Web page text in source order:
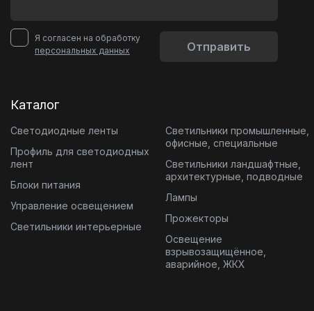
Я согласен на обработку
персональных данных
Отправить
Каталог
Светодиодные ленты
Профиль для светодиодных
лент
Блоки питания
Управление освещением
Светильники интерьерные
Светильники промышленные,
офисные, специальные
Светильники ландшафтные,
архитектурные, подводные
Лампы
Прожекторы
Освещение
взрывозащищённое,
аварийное, ЖКХ